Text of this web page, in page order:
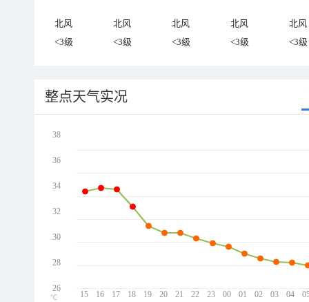
北风 北风 北风 北风
北风
<3级
<3级 <3级 <3级 <3级
整点天气实况
15 16 17 18 19 20 21 22 23 00 01 02 03 04
38
36
34
32
30
28
26
℃